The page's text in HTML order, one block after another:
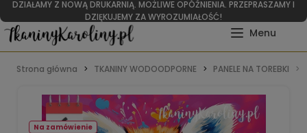
DZIAŁAMY Z NOWĄ DRUKARNIĄ. MOŻLIWE OPÓŹNIENIA. PRZEPRASZAMY I
DZIĘKUJEMY ZA WYROZUMIAŁOŚĆ!
Strona główna TKANINY WODOODPORNE PANELE NA TOREBKI
Na zamówienie